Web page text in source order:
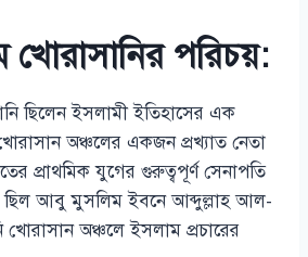
পরিচয়:
ছিলেন ইসলামী ইতিহাসের এক
খোরাসান অঞ্চলের একজন প্রখ্যাত নেতা
প্রাথমিক যুগের গুরুত্বপূর্ণ সেনাপতি
ছিল আবু মুসলিম ইবনে আব্দুল্লাহ আল-
খোরাসান অঞ্চলে ইসলাম প্রচারের